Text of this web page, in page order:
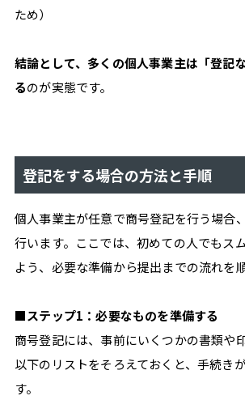
ため）
結論として、多くの個人事業主は「登記
るのが実態です。
登記をする場合の方法と手順
個人事業主が任意で商号登記を行う場合
行います。ここでは、初めての人でもス
よう、必要な準備から提出までの流れを
■ステップ1：必要なものを準備する
商号登記には、事前にいくつかの書類や
以下のリストをそろえておくと、手続き
す。